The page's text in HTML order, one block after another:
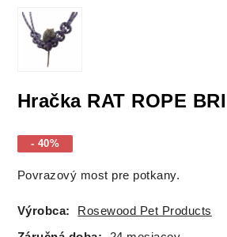
Hračka RAT ROPE
- 40%
Povrazový most pre potkany.
Výrobca: Rosewood Pet Products